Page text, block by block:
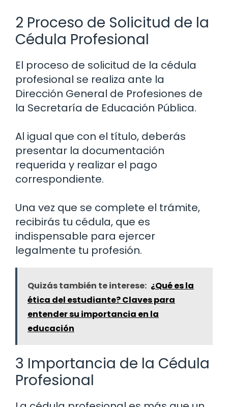
2 Proceso de Solicitud de la
Cédula Profesional
El proceso de solicitud de la cédula
profesional se realiza ante la
Dirección General de Profesiones de
la Secretaría de Educación Pública.
Al igual que con el título, deberás
presentar la documentación
requerida y realizar el pago
correspondiente.
Una vez que se complete el trámite,
recibirás tu cédula, que es
indispensable para ejercer
legalmente tu profesión.
Quizás también te interese: ¿Qué es la
ética del estudiante? Claves para
entender su importancia en la
educación
3 Importancia de la Cédula
Profesional